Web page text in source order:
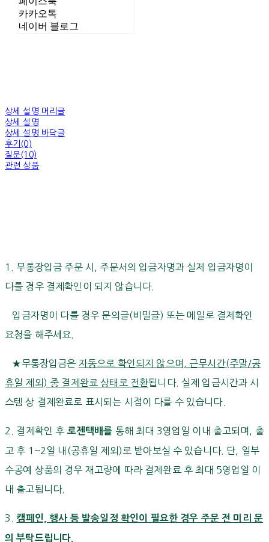
카카오톡
네이버 블로그
상세 설명 머리글
상세 설명
상세 설명 바닥글
후기(0)
질문(10)
관련 상품
1. 무통장입금 주문 시, 주문서의 입금자명과 실제 입금자명이
다를 경우 결제확인이 되지 않습니다.
입금자명이 다를 경우 문의글(비밀글) 또는 메일로 결제확인
요청을 해주세요.
★무통장입금은 자동으로 확인되지 않으며, 근무시간(주말/공
휴일 제외) 중 결제완료 상태로 전환됩니다. 실제 입금시간과 시
스템 상 결제완료로 표시되는 시점이 다를 수 있습니다.
2. 결제확인 후 로젠택배를 통해 최대 3영업일 이내 출고되며, 출
고 후 1~2일 내(공휴일 제외)로 받아보실 수 있습니다. 단, 일부
수공예 상품의 경우 재고량에 따라 결제완료 후 최대 5영업일 이
내 출고됩니다.
3. 캠페인, 행사 등 발송일정 확인이 필요한 경우 주문 전 미리 문
의 부탁드립니다.